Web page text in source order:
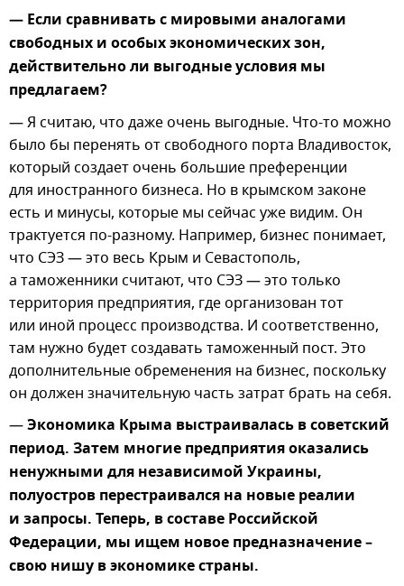
— Если сравнивать с мировыми аналогами
свободных и особых экономических зон,
действительно ли выгодные условия мы
предлагаем?
— Я считаю, что даже очень выгодные. Что-то можно
было бы перенять от свободного порта Владивосток,
который создает очень большие преференции
для иностранного бизнеса. Но в крымском законе
есть и минусы, которые мы сейчас уже видим. Он
трактуется по-разному. Например, бизнес понимает,
что СЭЗ — это весь Крым и Севастополь,
а таможенники считают, что СЭЗ — это только
территория предприятия, где организован тот
или иной процесс производства. И соответственно,
там нужно будет создавать таможенный пост. Это
дополнительные обременения на бизнес, поскольку
он должен значительную часть затрат брать на себя.
—Экономика Крыма выстраивалась в советский
период. Затем многие предприятия оказались
ненужными для независимой Украины,
полуостров перестраивался на новые реалии
и запросы. Теперь, в составе Российской
Федерации, мы ищем новое предназначение –
свою нишу в экономике страны.